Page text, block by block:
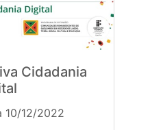
Cidadania
10/12/2022